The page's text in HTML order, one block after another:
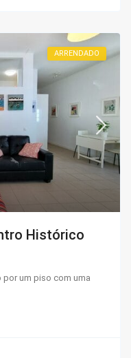
ARRENDADO
Histórico
por um piso com uma